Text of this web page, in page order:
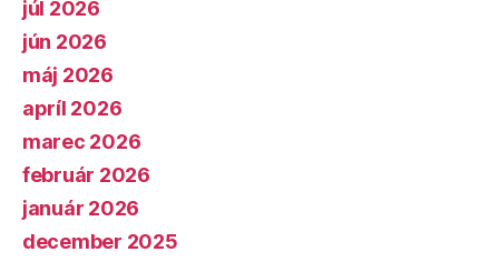
júl 2026
jún 2026
máj 2026
apríl 2026
marec 2026
február 2026
január 2026
december 2025